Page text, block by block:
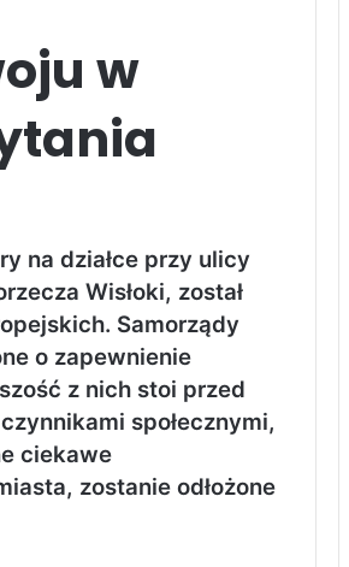
w
na działce przy ulicy
Wisłoki, został
Samorządy
o zapewnienie
z nich stoi przed
społecznymi,
ciekawe
zostanie odłożone